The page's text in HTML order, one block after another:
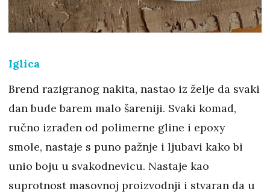
Iglica
Brend razigranog nakita, nastao iz želje da svaki
dan bude barem malo šareniji. Svaki komad,
ručno izrađen od polimerne gline i epoxy
smole, nastaje s puno pažnje i ljubavi kako bi
unio boju u svakodnevicu. Nastaje kao
suprotnost masovnoj proizvodnji i stvaran da u